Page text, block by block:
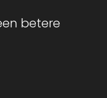
betere